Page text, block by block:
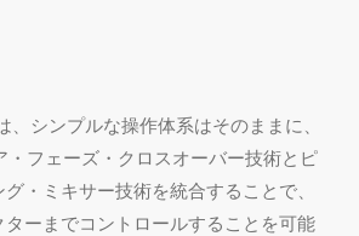
シンプルな操作体系はそのままに、
・フェーズ・クロスオーバー技術とピ
・ミキサー技術を統合することで、
ーまでコントロールすることを可能